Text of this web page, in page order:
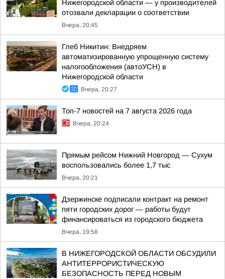
Нижегородской области — у производителей
отозвали декларации о соответствии
Вчера, 20:45
Глеб Никитин: Внедряем
автоматизированную упрощенную систему
налогообложения (автоУСН) в
Нижегородской области
Вчера, 20:27
Топ-7 новостей на 7 августа 2026 года
Вчера, 20:24
Прямым рейсом Нижний Новгород — Сухум
воспользовались более 1,7 тыс
Вчера, 20:21
Дзержинске подписали контракт на ремонт
пяти городских дорог — работы будут
финансироваться из городского бюджета
Вчера, 19:58
В НИЖЕГОРОДСКОЙ ОБЛАСТИ ОБСУДИЛИ
АНТИТЕРРОРИСТИЧЕСКУЮ
БЕЗОПАСНОСТЬ ПЕРЕД НОВЫМ